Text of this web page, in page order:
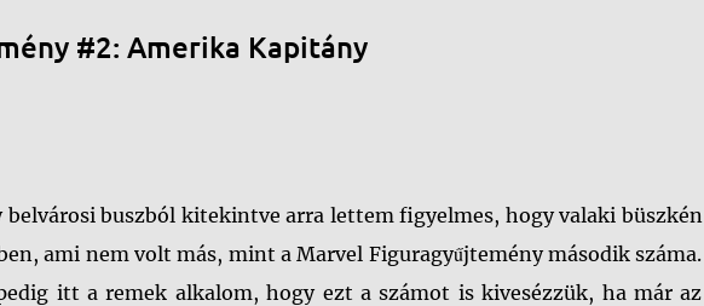
#2: Amerika Kapitány
belvárosi buszból kitekintve arra lettem figyelmes, hogy valaki büszkén
ami nem volt más, mint a Marvel Figuragyűjtemény második száma.
itt a remek alkalom, hogy ezt a számot is kivesézzük, ha már az